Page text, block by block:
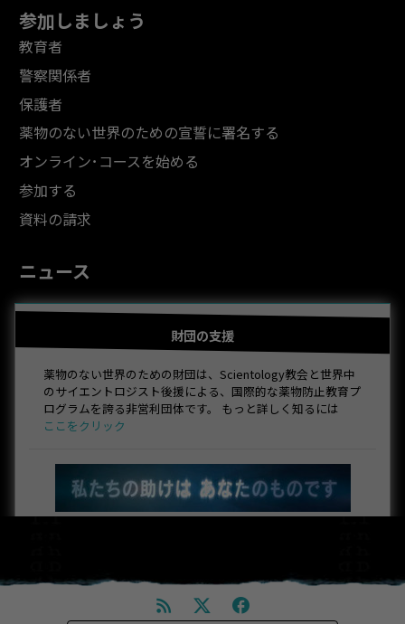
参加しましょう
教育者
警察関係者
保護者
薬物のない世界のための宣誓に署名する
オンライン･コースを始める
参加する
資料の請求
ニュース
財団の支援
薬物のない世界のための財団は、Scientology教会と世界中
のサイエントロジスト後援による、国際的な薬物防止教育プ
ログラムを誇る非営利団体です。 もっと詳しく知るには
ここをクリック